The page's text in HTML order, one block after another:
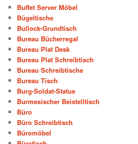
Buffet Server Möbel
Bügeltische
Bullock-Grundtisch
Bureau Bücherregal
Bureau Plat Desk
Bureau Plat Schreibtisch
Bureau Schreibtische
Bureau Tisch
Burg-Soldat-Statue
Burmesischer Beistelltisch
Büro
Büro Schreibtisch
Büromöbel